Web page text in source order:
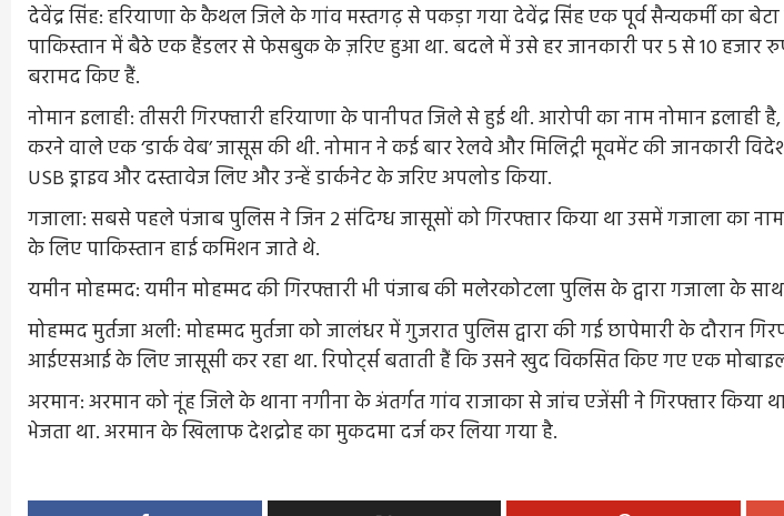
देवेंद्र सिंह: हरियाणा के कैथल जिले के गांव मस्तगढ़ से पकड़ा गया देवेंद्र सिंह एक पूर्व सैन्यकर्मी का
पाकिस्तान में बैठे एक हैंडलर से फेसबुक के ज़रिए हुआ था. बदले में उसे हर जानकारी पर 5 से 10
बरामद किए हैं.
नोमान इलाही: तीसरी गिरफ्तारी हरियाणा के पानीपत जिले से हुई थी. आरोपी का नाम नोमान
करने वाले एक ‘डार्क वेब’ जासूस की थी. नोमान ने कई बार रेलवे और मिलिट्री मूवमेंट की जानकारी
USB ड्राइव और दस्तावेज लिए और उन्हें डार्कनेट के जरिए अपलोड किया.
गजाला: सबसे पहले पंजाब पुलिस ने जिन 2 संदिग्ध जासूसों को गिरफ्तार किया था उसमें गजाला का
के लिए पाकिस्तान हाई कमिशन जाते थे.
यमीन मोहम्मद: यमीन मोहम्मद की गिरफ्तारी भी पंजाब की मलेरकोटला पुलिस के द्वारा गजाला के
मोहम्मद मुर्तजा अली: मोहम्मद मुर्तजा को जालंधर में गुजरात पुलिस द्वारा की गई छापेमारी के दौरान
आईएसआई के लिए जासूसी कर रहा था. रिपोर्ट्स बताती हैं कि उसने खुद विकसित किए गए एक
अरमान: अरमान को नूंह जिले के थाना नगीना के अंतर्गत गांव राजाका से जांच एजेंसी ने गिरफ्तार
भेजता था. अरमान के खिलाफ देशद्रोह का मुकदमा दर्ज कर लिया गया है.